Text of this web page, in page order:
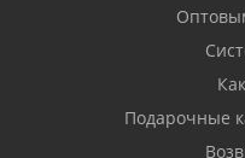
Подарочные